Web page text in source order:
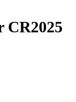
CR2025